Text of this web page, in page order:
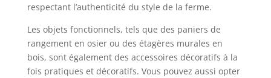
respectant l’authenticité du style de la ferme.
Les objets fonctionnels, tels que des paniers de
rangement en osier ou des étagères murales en
bois, sont également des accessoires décoratifs à la
fois pratiques et décoratifs. Vous pouvez aussi opter